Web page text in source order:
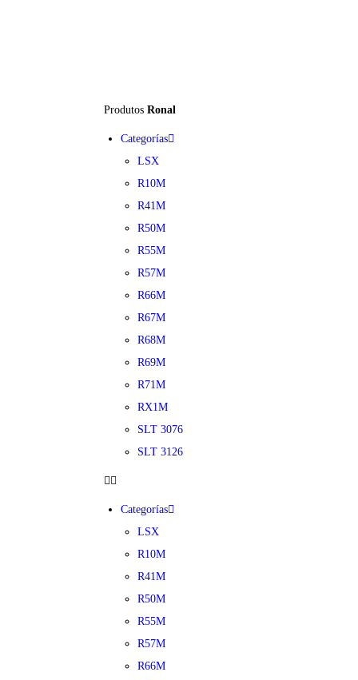
Produtos Ronal
Categorías
LSX
R10M
R41M
R50M
R55M
R57M
R66M
R67M
R68M
R69M
R71M
RX1M
SLT 3076
SLT 3126
Categorías
LSX
R10M
R41M
R50M
R55M
R57M
R66M